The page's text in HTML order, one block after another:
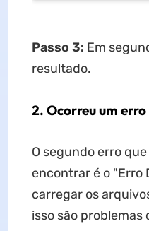
Passo 3: Em
resultado.
2. Ocorreu um
O segundo erro
encontrar é o "Erro
carregar os
isso são problemas